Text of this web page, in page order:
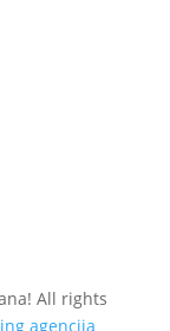
All rights
agencija